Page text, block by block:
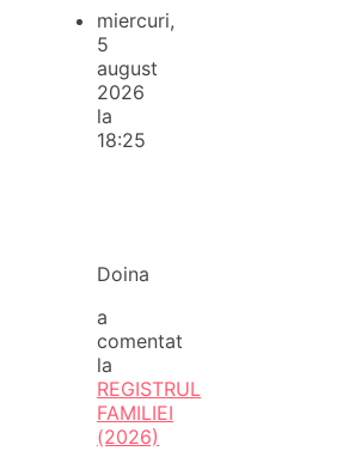
miercuri,
5
august
2026
la
18:25
Doina
a
comentat
la
REGISTRUL
FAMILIEI
(2026)